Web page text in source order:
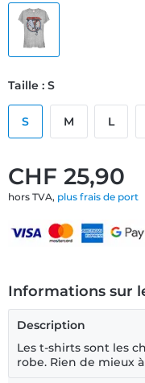
CHF 25,90
hors TVA, plus frais de port
Taille : S
S M L
Informations sur
Description
Les t-shirts sont les
robe. Rien de mieux